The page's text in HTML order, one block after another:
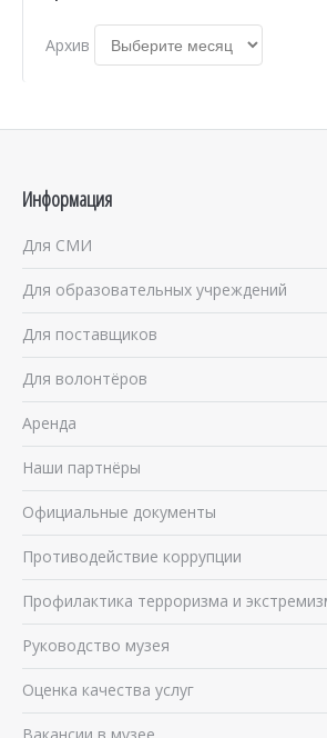
Архив
Информация
Для СМИ
Для образовательных учреждений
Для поставщиков
Для волонтёров
Аренда
Наши партнёры
Официальные документы
Противодействие коррупции
Профилактика терроризма и
Руководство музея
Оценка качества услуг